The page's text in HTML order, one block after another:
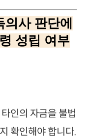
사 판단에
성립 여부
인의 자금을 불법
확인해야 합니다.